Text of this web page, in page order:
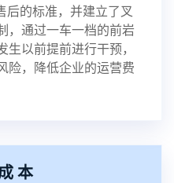
后的标准，并建立了叉
，通过一车一档的前岩
生以前提前进行干预，
险，降低企业的运营费
本